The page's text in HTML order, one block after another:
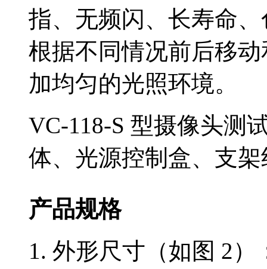
指、无频闪、长寿命
根据不同情况前后移
加均匀的光照环境。
VC-118-S 型摄像头测
体、光源控制盒、支架
产品规格
1. 外形尺寸（如图 2）